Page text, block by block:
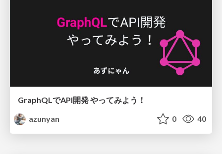
GraphQLでAPI開発 やってみよう！
azunyan
0 40